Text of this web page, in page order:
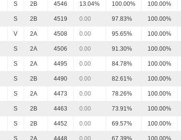
S 2B 4546 13.04% 100.00% 100.00%
S 2B 4519 0.00 97.83% 100.00%
V 2A 4508 0.00 95.65% 100.00%
S 2A 4506 0.00 91.30% 100.00%
S 2A 4495 0.00 84.78% 100.00%
S 2B 4490 0.00 82.61% 100.00%
S 2A 4473 0.00 78.26% 100.00%
S 2B 4463 0.00 73.91% 100.00%
S 2B 4452 0.00 69.57% 100.00%